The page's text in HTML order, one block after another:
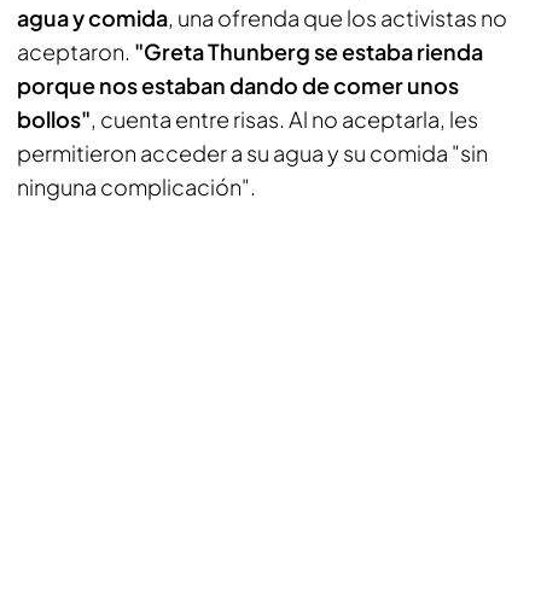
agua y comida, una ofrenda que los activistas no
aceptaron. "Greta Thunberg se estaba rienda
porque nos estaban dando de comer unos
bollos", cuenta entre risas. Al no aceptarla, les
permitieron acceder a su agua y su comida "sin
ninguna complicación".